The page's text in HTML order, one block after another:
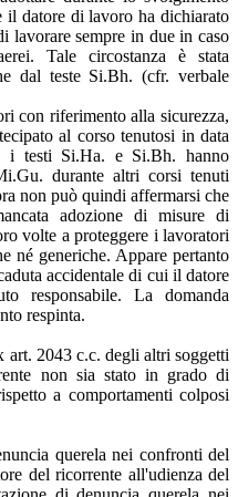
datore di lavoro ha dichiarato
lavorare sempre in due in caso
Tale circostanza è stata
dal teste Si.Bh. (cfr. verbale
con riferimento alla sicurezza,
al corso tenutosi in data
i testi Si.Ha. e Si.Bh. hanno
durante altri corsi tenuti
non può quindi affermarsi che
adozione di misure di
volte a proteggere i lavoratori
né generiche. Appare pertanto
accidentale di cui il datore
responsabile. La domanda
respinta.
2043 c.c. degli altri soggetti
non sia stato in grado di
a comportamenti colposi
querela nei confronti del
del ricorrente all'udienza del